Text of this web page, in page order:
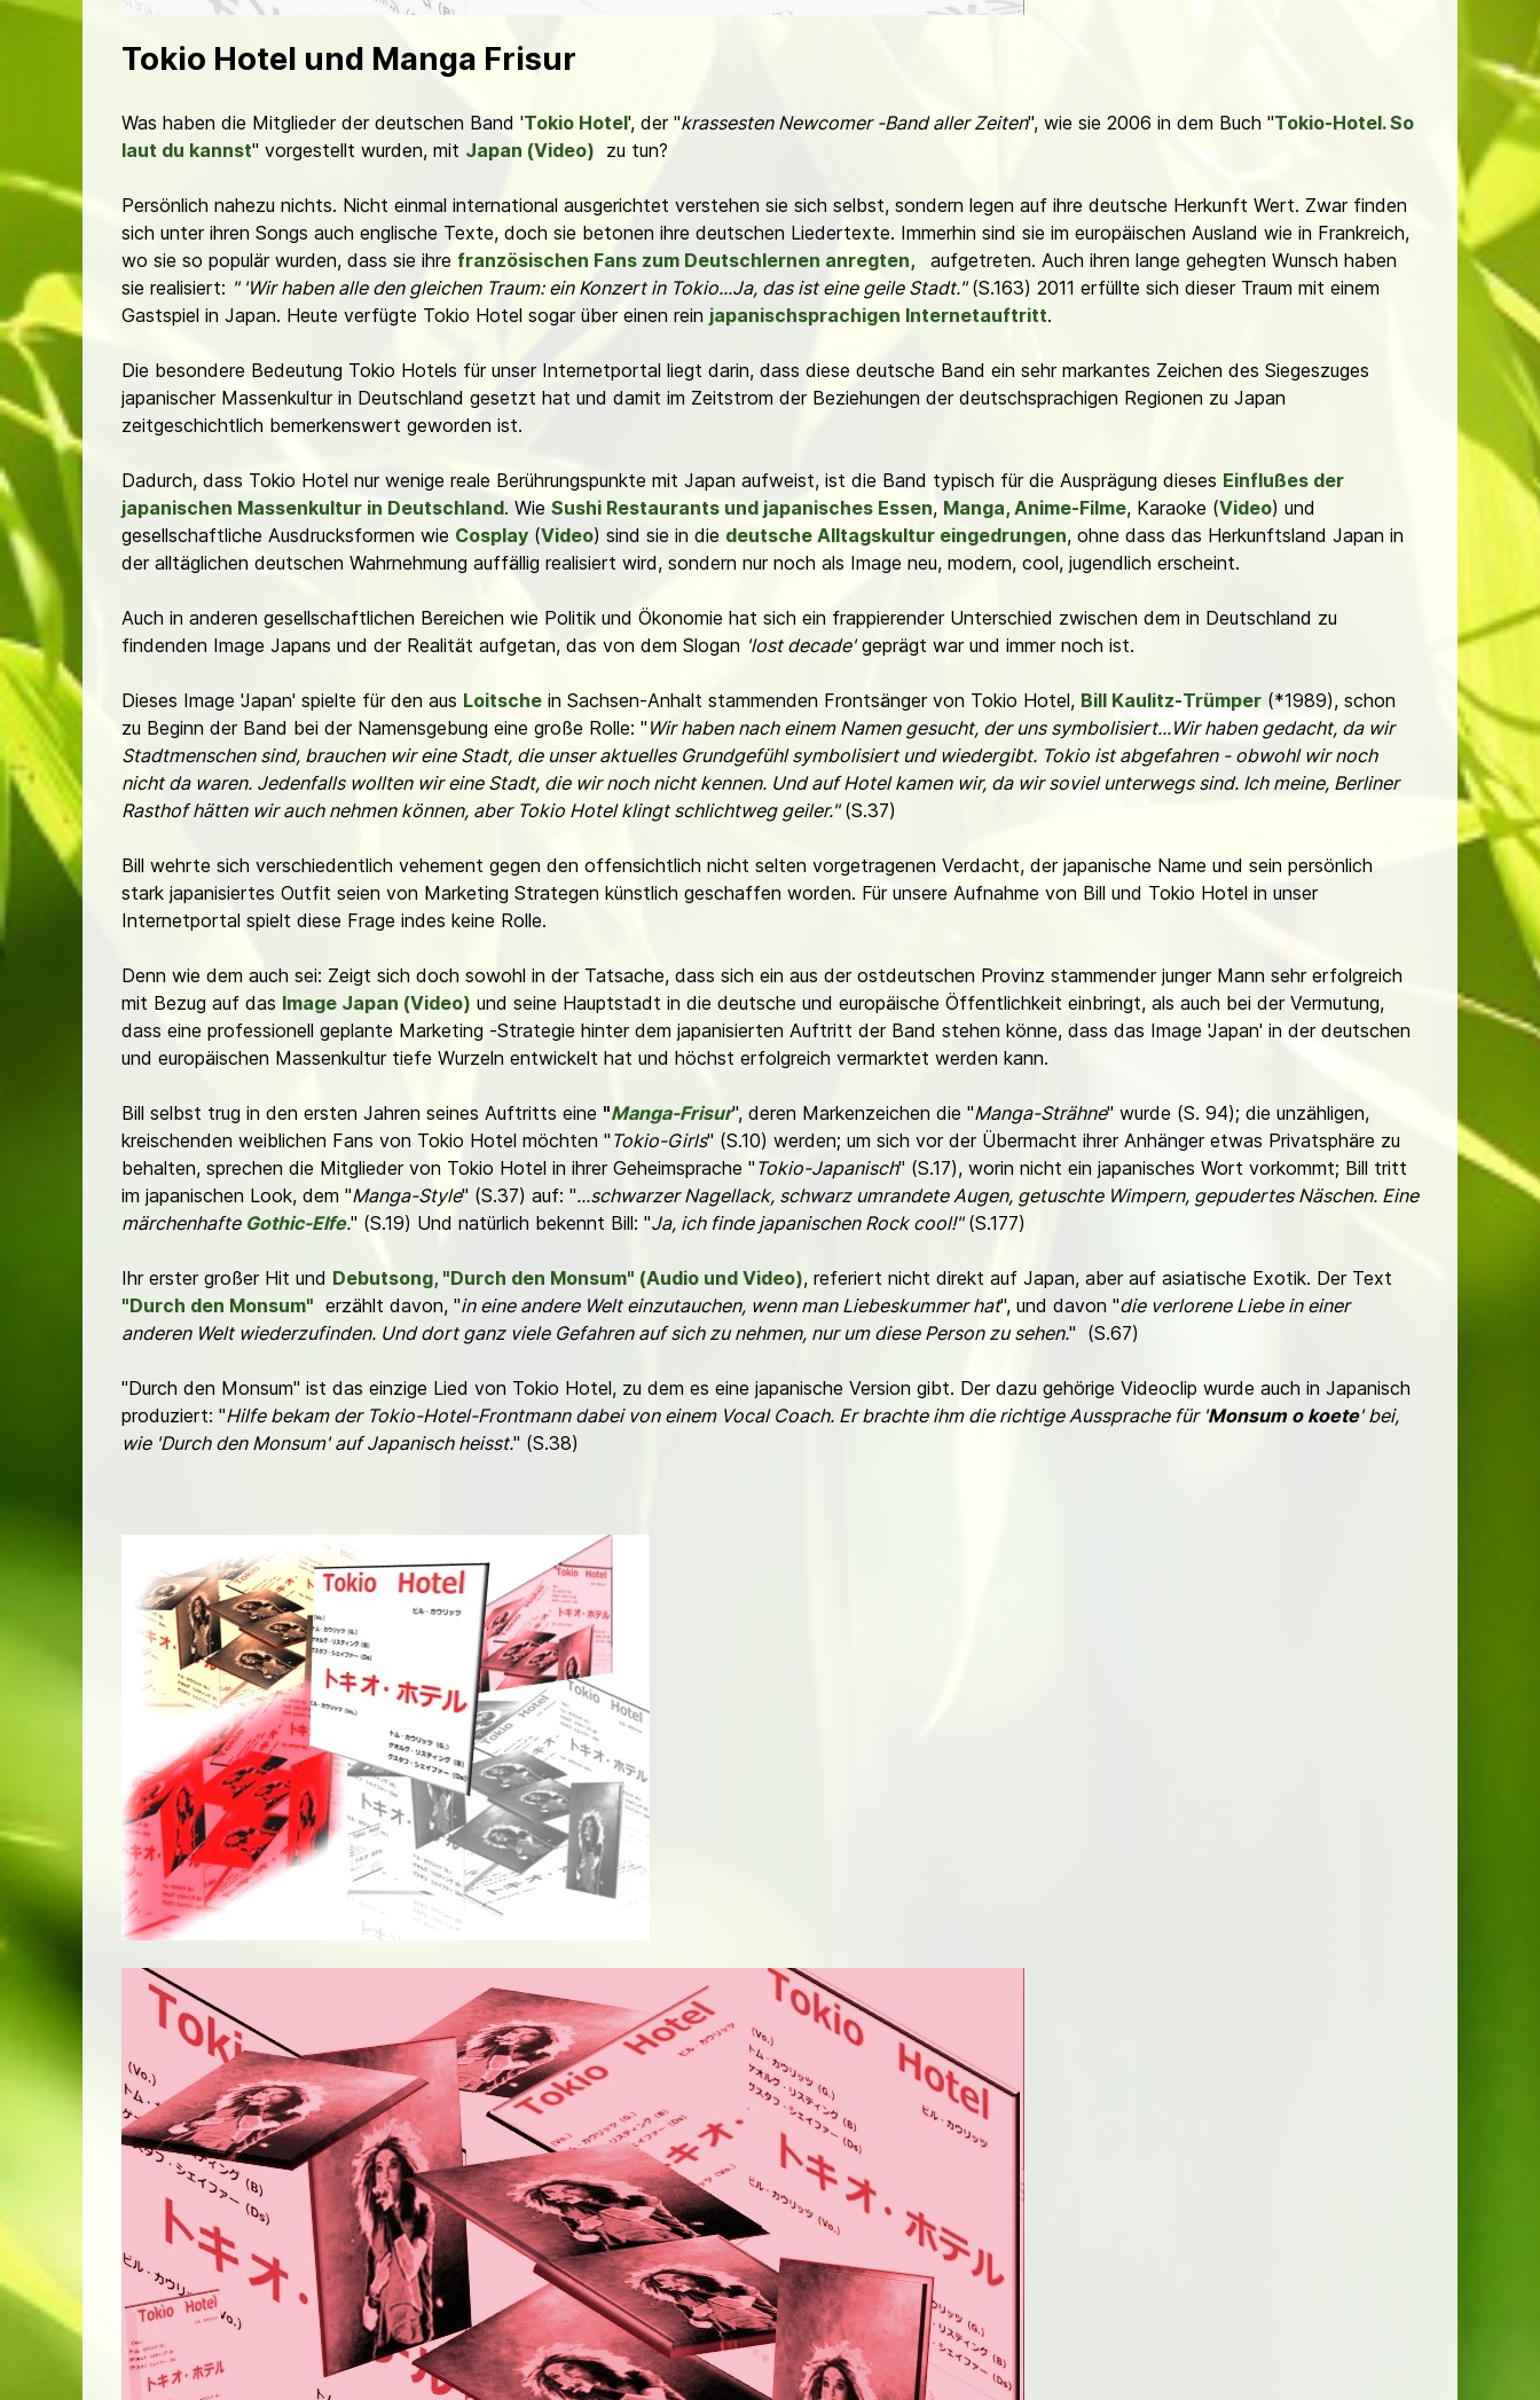
Tokio Hotel und Manga Frisur
Was haben die Mitglieder der deutschen Band 'Tokio Hotel', der "krassesten Newcomer -Band aller Zeiten", wie sie 2006 in dem Buch "Tokio-Hotel. So
laut du kannst" vorgestellt wurden, mit Japan (Video) zu tun?
Persönlich nahezu nichts. Nicht einmal international ausgerichtet verstehen sie sich selbst, sondern legen auf ihre deutsche Herkunft Wert. Zwar finden
sich unter ihren Songs auch englische Texte, doch sie betonen ihre deutschen Liedertexte. Immerhin sind sie im europäischen Ausland wie in Frankreich,
wo sie so populär wurden, dass sie ihre französischen Fans zum Deutschlernen anregten,
aufgetreten. Auch ihren lange gehegten Wunsch haben
sie realisiert: " 'Wir haben alle den gleichen Traum: ein Konzert in Tokio...Ja, das ist eine geile Stadt."(S.163) 2011 erfüllte sich dieser Traum mit einem
Gastspiel in Japan. Heute verfügte Tokio Hotel sogar über einen rein japanischsprachigen Internetauftritt.
Die besondere Bedeutung Tokio Hotels für unser Internetportal liegt darin, dass diese deutsche Band ein sehr markantes Zeichen des Siegeszuges
japanischer Massenkultur in Deutschland gesetzt hat und damit im Zeitstrom der Beziehungen der deutschsprachigen Regionen zu Japan
zeitgeschichtlich bemerkenswert geworden ist.
Dadurch, dass Tokio Hotel nur wenige reale Berührungspunkte mit Japan aufweist, ist die Band typisch für die Ausprägung dieses Einflußes der
japanischen Massenkultur in Deutschland. Wie Sushi Restaurants und japanisches Essen, Manga, Anime-Filme, Karaoke (Video) und
gesellschaftliche Ausdrucksformen wie Cosplay (Video) sind sie in die deutsche Alltagskultur eingedrungen, ohne dass das Herkunftsland Japan in
der alltäglichen deutschen Wahrnehmung auffällig realisiert wird, sondern nur noch als Image neu, modern, cool, jugendlich erscheint.
Auch in anderen gesellschaftlichen Bereichen wie Politik und Ökonomie hat sich ein frappierender Unterschied zwischen dem in Deutschland zu
findenden Image Japans und der Realität aufgetan, das von dem Slogan 'lost decade'geprägt war und immer noch ist.
Dieses Image 'Japan' spielte für den aus Loitsche in Sachsen-Anhalt stammenden Frontsänger von Tokio Hotel, Bill Kaulitz-Trümper (*1989), schon
zu Beginn der Band bei der Namensgebung eine große Rolle: " Wir haben nach einem Namen gesucht, der uns symbolisiert...Wir haben gedacht, da wir
Stadtmenschen sind, brauchen wir eine Stadt, die unser aktuelles Grundgefühl symbolisiert und wiedergibt. Tokio ist abgefahren - obwohl wir noch
nicht da waren. Jedenfalls wollten wir eine Stadt, die wir noch nicht kennen. Und auf Hotel kamen wir, da wir soviel unterwegs sind. Ich meine, Berliner
Rasthof hätten wir auch nehmen können, aber Tokio Hotel klingt schlichtweg geiler."(S.37)
Bill wehrte sich verschiedentlich vehement gegen den offensichtlich nicht selten vorgetragenen Verdacht, der japanische Name und sein persönlich
stark japanisiertes Outfit seien von Marketing Strategen künstlich geschaffen worden. Für unsere Aufnahme von Bill und Tokio Hotel in unser
Internetportal spielt diese Frage indes keine Rolle.
Denn wie dem auch sei: Zeigt sich doch sowohl in der Tatsache, dass sich ein aus der ostdeutschen Provinz stammender junger Mann sehr erfolgreich
mit Bezug auf das Image Japan (Video) und seine Hauptstadt in die deutsche und europäische Öffentlichkeit einbringt, als auch bei der Vermutung,
dass eine professionell geplante Marketing -Strategie hinter dem japanisierten Auftritt der Band stehen könne, dass das Image 'Japan' in der deutschen
und europäischen Massenkultur tiefe Wurzeln entwickelt hat und höchst erfolgreich vermarktet werden kann.
Bill selbst trug in den ersten Jahren seines Auftritts eine "Manga-Frisur", deren Markenzeichen die "Manga-Strähne" wurde (S. 94); die unzähligen,
kreischenden weiblichen Fans von Tokio Hotel möchten " Tokio-Girls" (S.10) werden; um sich vor der Übermacht ihrer Anhänger etwas Privatsphäre zu
behalten, sprechen die Mitglieder von Tokio Hotel in ihrer Geheimsprache " Tokio-Japanisch" (S.17), worin nicht ein japanisches Wort vorkommt; Bill tritt
im japanischen Look, dem "Manga-Style" (S.37) auf: "...schwarzer Nagellack, schwarz umrandete Augen, getuschte Wimpern, gepudertes Näschen. Eine
märchenhafte Gothic-Elfe." (S.19) Und natürlich bekennt Bill: "Ja, ich finde japanischen Rock cool!"(S.177)
Ihr erster großer Hit und Debutsong, "Durch den Monsum" (Audio und Video), referiert nicht direkt auf Japan, aber auf asiatische Exotik. Der Text
"Durch den Monsum" erzählt davon, "in eine andere Welt einzutauchen, wenn man Liebeskummer hat", und davon "die verlorene Liebe in einer
anderen Welt wiederzufinden. Und dort ganz viele Gefahren auf sich zu nehmen, nur um diese Person zu sehen." (S.67)
"Durch den Monsum" ist das einzige Lied von Tokio Hotel, zu dem es eine japanische Version gibt. Der dazu gehörige Videoclip wurde auch in Japanisch
produziert: "Hilfe bekam der Tokio-Hotel-Frontmann dabei von einem Vocal Coach. Er brachte ihm die richtige Aussprache für 'Monsum o koete' bei,
wie 'Durch den Monsum' auf Japanisch heisst." (S.38)